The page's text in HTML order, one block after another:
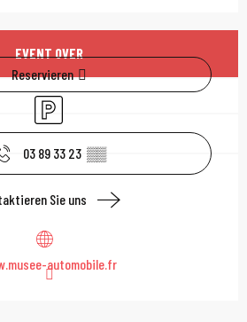
&
EVENT OVER
Reservieren
Parkplatz
03 89 33 23 ▒▒
Sie uns
automobile.fr